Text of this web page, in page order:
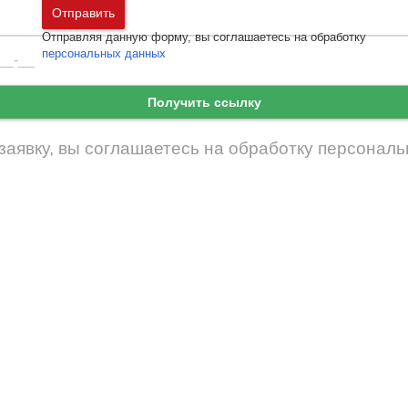
Москва
Московская область
Петербург иЛенинградская
Войти Забыли пароль
Ещё нет аккаунта?
Зарегистрироваться
Получить ссылку
вы соглашаетесь на обработку
Отправить
Отправляя данную форму, вы соглашаетесь на обработку
персональных данных